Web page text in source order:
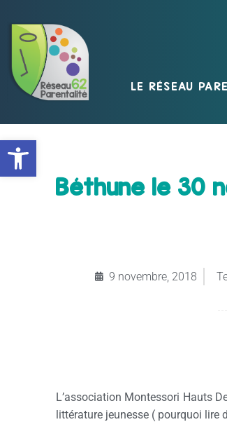
Ouvrir la barre d’outils
LE RÉSEAU
Béthune le 30
9 novembre, 2018
L’association Montessori Hauts
littérature jeunesse ( pourquoi lire